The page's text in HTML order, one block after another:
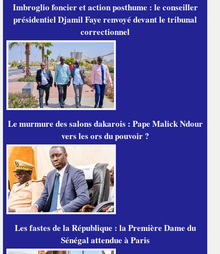
Imbroglio foncier et action posthume : le conseiller
présidentiel Djamil Faye renvoyé devant le tribunal
correctionnel
Le murmure des salons dakarois : Pape Malick Ndour
vers les ors du pouvoir ?
Les fastes de la République : la Première Dame du
Sénégal attendue à Paris